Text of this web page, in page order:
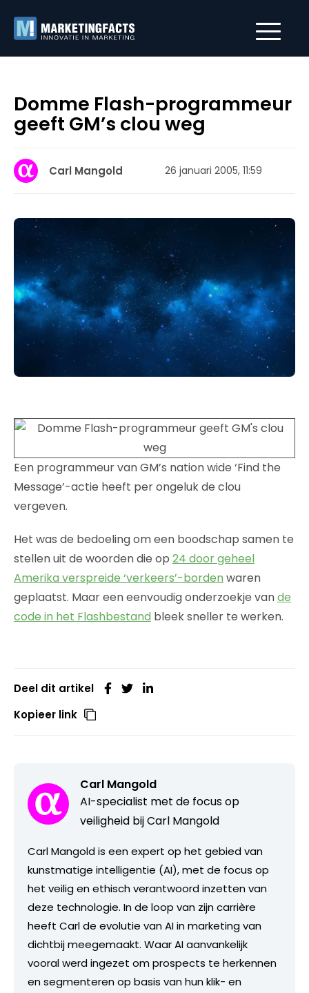
Domme Flash-programmeur
geeft GM’s clou weg
Carl Mangold 26 januari 2005, 11:59
Een programmeur van GM’s nation wide ‘Find the
Message’-actie heeft per ongeluk de clou
vergeven.
Het was de bedoeling om een boodschap samen te
stellen uit de woorden die op 24 door geheel
Amerika verspreide ‘verkeers’-borden waren
geplaatst. Maar een eenvoudig onderzoekje vande
code in het Flashbestand bleek sneller te werken.
Deel dit artikel
Kopieer link
Carl Mangold
AI-specialist met de focus op
veiligheid bij Carl Mangold
Carl Mangold is een expert op het gebied van
kunstmatige intelligentie (AI), met de focus op
het veilig en ethisch verantwoord inzetten van
deze technologie. In de loop van zijn carrière
heeft Carl de evolutie van AI in marketing van
dichtbij meegemaakt. Waar AI aanvankelijk
vooral werd ingezet om prospects te herkennen
en segmenteren op basis van hun klik- en